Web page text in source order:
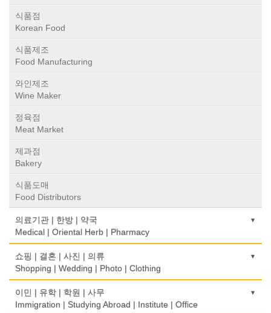
식품점
Korean Food
식품제조
Food Manufacturing
와인제조
Wine Maker
정육점
Meat Market
제과점
Bakery
식품도매
Food Distributors
의료기관 | 한방 | 약국
Medical | Oriental Herb | Pharmacy
의사-검안의
Optometrist
보청기
Hearing Aid
쇼핑 | 결혼 | 사진 | 의류
Shopping | Wedding | Photo | Clothing
한복집
Korean Costume
이민 | 유학 | 학원 | 사무
Immigration | Studying Abroad | Institute | Office